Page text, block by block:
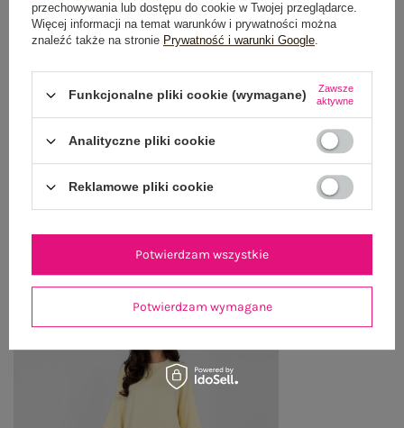
GŁÓWNE PARAMETRY
OPINIE O PRODUKCIE (0)
OSTATNIO OGLĄDANE
przechowywania lub dostępu do cookie w Twojej przeglądarce.
Więcej informacji na temat warunków i prywatności można
znaleźć także na stronie Prywatność i warunki Google.
Funkcjonalne pliki cookie (wymagane)
Zawsze
aktywne
Analityczne pliki cookie
Reklamowe pliki cookie
Potwierdzam wymagane
Potwierdzam wszystkie